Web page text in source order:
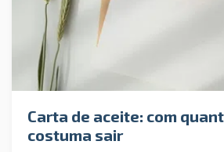
Carta de aceite: com
costuma sair